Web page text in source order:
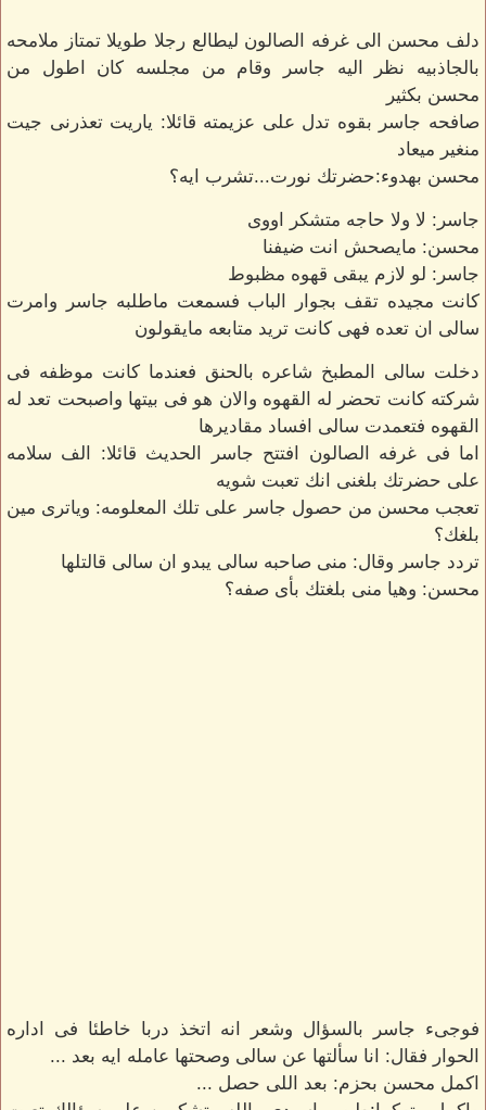
دلف محسن الى غرفه الصالون ليطالع رجلا طويلا تمتاز ملامحه
بالجاذبيه نظر اليه جاسر وقام من مجلسه كان اطول من
محسن بكثير
صافحه جاسر بقوه تدل على عزيمته قائلا: ياريت تعذرنى جيت
منغير ميعاد
محسن بهدوء:حضرتك نورت...تشرب ايه؟
جاسر: لا ولا حاجه متشكر اووى
محسن: مايصحش انت ضيفنا
جاسر: لو لازم يبقى قهوه مظبوط
كانت مجيده تقف بجوار الباب فسمعت ماطلبه جاسر وامرت
سالى ان تعده فهى كانت تريد متابعه مايقولون
دخلت سالى المطبخ شاعره بالحنق فعندما كانت موظفه فى
شركته كانت تحضر له القهوه والان هو فى بيتها واصبحت تعد له
القهوه فتعمدت سالى افساد مقاديرها
اما فى غرفه الصالون افتتح جاسر الحديث قائلا: الف سلامه
على حضرتك بلغنى انك تعبت شويه
تعجب محسن من حصول جاسر على تلك المعلومه: وياترى مين
بلغك؟
تردد جاسر وقال: منى صاحبه سالى يبدو ان سالى قالتلها
محسن: وهيا منى بلغتك بأى صفه؟
فوجىء جاسر بالسؤال وشعر انه اتخذ دربا خاطئا فى اداره
الحوار فقال: انا سألتها عن سالى وصحتها عامله ايه بعد ...
اكمل محسن بحزم: بعد اللى حصل ...